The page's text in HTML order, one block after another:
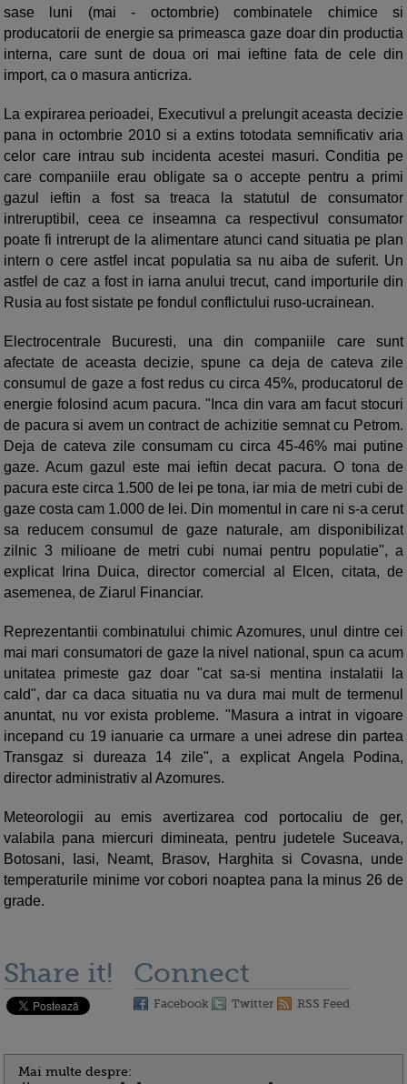
sase luni (mai - octombrie) combinatele chimice si
producatorii de energie sa primeasca gaze doar din productia
interna, care sunt de doua ori mai ieftine fata de cele din
import, ca o masura anticriza.
La expirarea perioadei, Executivul a prelungit aceasta decizie
pana in octombrie 2010 si a extins totodata semnificativ aria
celor care intrau sub incidenta acestei masuri. Conditia pe
care companiile erau obligate sa o accepte pentru a primi
gazul ieftin a fost sa treaca la statutul de consumator
intreruptibil, ceea ce inseamna ca respectivul consumator
poate fi intrerupt de la alimentare atunci cand situatia pe plan
intern o cere astfel incat populatia sa nu aiba de suferit. Un
astfel de caz a fost in iarna anului trecut, cand importurile din
Rusia au fost sistate pe fondul conflictului ruso-ucrainean.
Electrocentrale Bucuresti, una din companiile care sunt
afectate de aceasta decizie, spune ca deja de cateva zile
consumul de gaze a fost redus cu circa 45%, producatorul de
energie folosind acum pacura. "Inca din vara am facut stocuri
de pacura si avem un contract de achizitie semnat cu Petrom.
Deja de cateva zile consumam cu circa 45-46% mai putine
gaze. Acum gazul este mai ieftin decat pacura. O tona de
pacura este circa 1.500 de lei pe tona, iar mia de metri cubi de
gaze costa cam 1.000 de lei. Din momentul in care ni s-a cerut
sa reducem consumul de gaze naturale, am disponibilizat
zilnic 3 milioane de metri cubi numai pentru populatie", a
explicat Irina Duica, director comercial al Elcen, citata, de
asemenea, de Ziarul Financiar.
Reprezentantii combinatului chimic Azomures, unul dintre cei
mai mari consumatori de gaze la nivel national, spun ca acum
unitatea primeste gaz doar "cat sa-si mentina instalatii la
cald", dar ca daca situatia nu va dura mai mult de termenul
anuntat, nu vor exista probleme. "Masura a intrat in vigoare
incepand cu 19 ianuarie ca urmare a unei adrese din partea
Transgaz si dureaza 14 zile", a explicat Angela Podina,
director administrativ al Azomures.
Meteorologii au emis avertizarea cod portocaliu de ger,
valabila pana miercuri dimineata, pentru judetele Suceava,
Botosani, Iasi, Neamt, Brasov, Harghita si Covasna, unde
temperaturile minime vor cobori noaptea pana la minus 26 de
grade.
Share it! Connect
Facebook Twitter RSS Feed
Mai multe despre: